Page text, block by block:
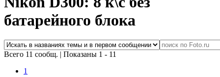
батарейного блока
Всего 11 сообщ. | Показаны 1 - 11
1